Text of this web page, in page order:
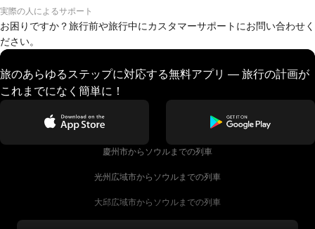
実際の人によるサポート
お困りですか？旅行前や旅行中にカスタマーサポートにお問い合わせく
ださい。
旅のあらゆるステップに対応する無料アプリ — 旅行の計画が
これまでになく簡単に！
慶州市からソウルまでの列車
光州広域市からソウルまでの列車
大邱広域市からソウルまでの列車